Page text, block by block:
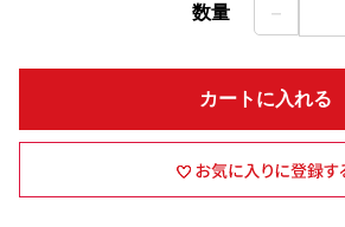
数量 －
カートに入れる